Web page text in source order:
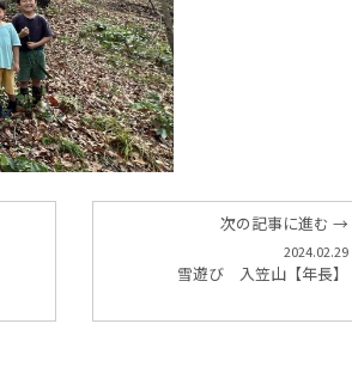
次の記事に進む →
2024.02.29
雪遊び 入笠山【年長】